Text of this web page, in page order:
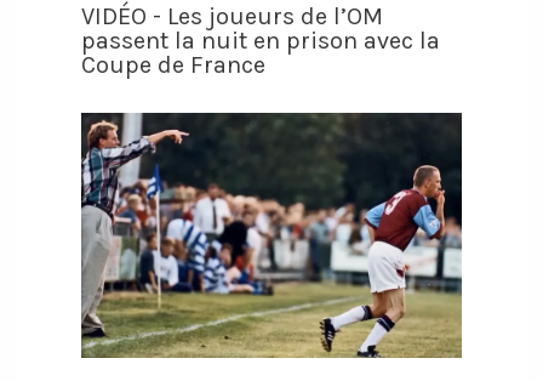
VIDÉO - Les joueurs de l’OM
passent la nuit en prison avec la
Coupe de France